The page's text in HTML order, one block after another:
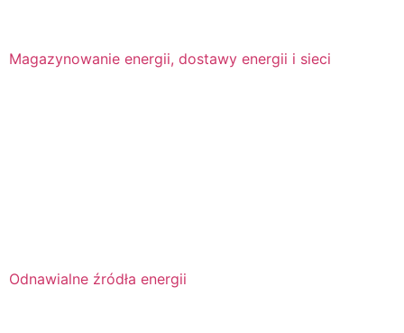
Magazynowanie energii, dostawy energii i sieci
Odnawialne źródła energii